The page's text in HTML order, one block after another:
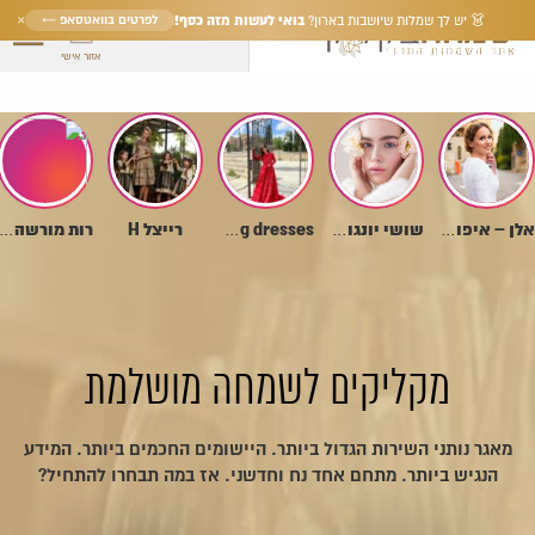
אזור אישי
👗 יש לך שמלות שיושבות בארון? בואי לעשות מזה כסף! לפרטים בוואטסאפ ← ×
אלן – איפור כלות וערב שושי יונגווירט – איפור ha evening dresses רייצל H רות מורשה –
מקליקים לשמחה מושלמת
מאגר נותני השירות הגדול ביותר. היישומים החכמים ביותר. המידע
הנגיש ביותר. מתחם אחד נח וחדשני. אז במה תבחרו להתחיל?